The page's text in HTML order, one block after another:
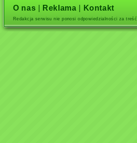
O nas Reklama Kontakt
Redakcja serwisu nie ponosi odpowiedzialności za